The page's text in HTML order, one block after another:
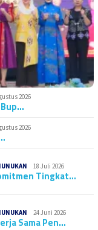
2026
2026
18 Juli 2026
Tingkat…
24 Juni 2026
Sama Pen…